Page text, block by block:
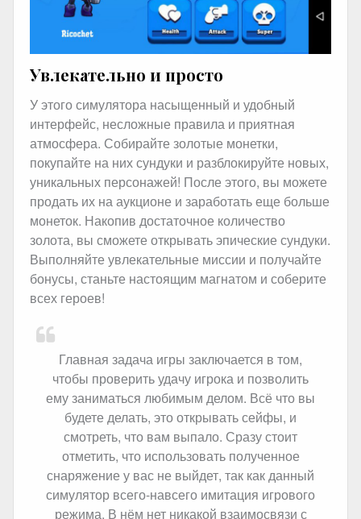
Увлекательно и просто
У этого симулятора насыщенный и удобный
интерфейс, несложные правила и приятная
атмосфера. Собирайте золотые монетки,
покупайте на них сундуки и разблокируйте новых,
уникальных персонажей! После этого, вы можете
продать их на аукционе и заработать еще больше
монеток. Накопив достаточное количество
золота, вы сможете открывать эпические сундуки.
Выполняйте увлекательные миссии и получайте
бонусы, станьте настоящим магнатом и соберите
всех героев!
Главная задача игры заключается в том,
чтобы проверить удачу игрока и позволить
ему заниматься любимым делом. Всё что вы
будете делать, это открывать сейфы, и
смотреть, что вам выпало. Сразу стоит
отметить, что использовать полученное
снаряжение у вас не выйдет, так как данный
симулятор всего-навсего имитация игрового
режима. В нём нет никакой взаимосвязи с